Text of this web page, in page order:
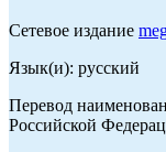
Сетевое издание
Язык(и): русский
Перевод
Российской